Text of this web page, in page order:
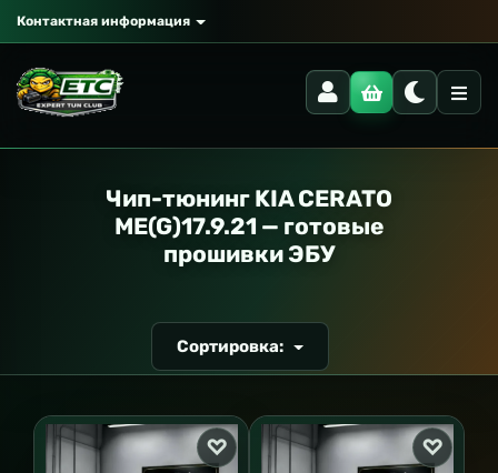
Контактная информация
Чип-тюнинг KIA CERATO
ME(G)17.9.21 — готовые
прошивки ЭБУ
Сортировка: